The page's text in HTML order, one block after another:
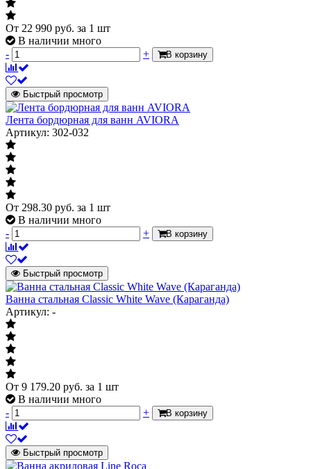
От 22 990 руб. за 1 шт
В наличии много
-
+ В корзину
Быстрый просмотр
Лента бордюрная для ванн AVIORA
Артикул: 302-032
От 298.30 руб. за 1 шт
В наличии много
-
+ В корзину
Быстрый просмотр
Ванна стальная Classic White Wave (Караганда)
Артикул: -
От 9 179.20 руб. за 1 шт
В наличии много
-
+ В корзину
Быстрый просмотр